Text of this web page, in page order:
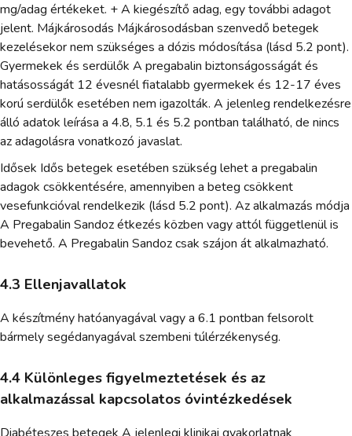
mg/adag értékeket. + A kiegészítő adag, egy további adagot
jelent. Májkárosodás Májkárosodásban szenvedő betegek
kezelésekor nem szükséges a dózis módosítása (lásd 5.2 pont).
Gyermekek és serdülők A pregabalin biztonságosságát és
hatásosságát 12 évesnél fiatalabb gyermekek és 12-17 éves
korú serdülők esetében nem igazolták. A jelenleg rendelkezésre
álló adatok leírása a 4.8, 5.1 és 5.2 pontban található, de nincs
az adagolásra vonatkozó javaslat.
Idősek Idős betegek esetében szükség lehet a pregabalin
adagok csökkentésére, amennyiben a beteg csökkent
vesefunkcióval rendelkezik (lásd 5.2 pont). Az alkalmazás módja
A Pregabalin Sandoz étkezés közben vagy attól függetlenül is
bevehető. A Pregabalin Sandoz csak szájon át alkalmazható.
4.3 Ellenjavallatok
A készítmény hatóanyagával vagy a 6.1 pontban felsorolt
bármely segédanyagával szembeni túlérzékenység.
4.4 Különleges figyelmeztetések és az
alkalmazással kapcsolatos óvintézkedések